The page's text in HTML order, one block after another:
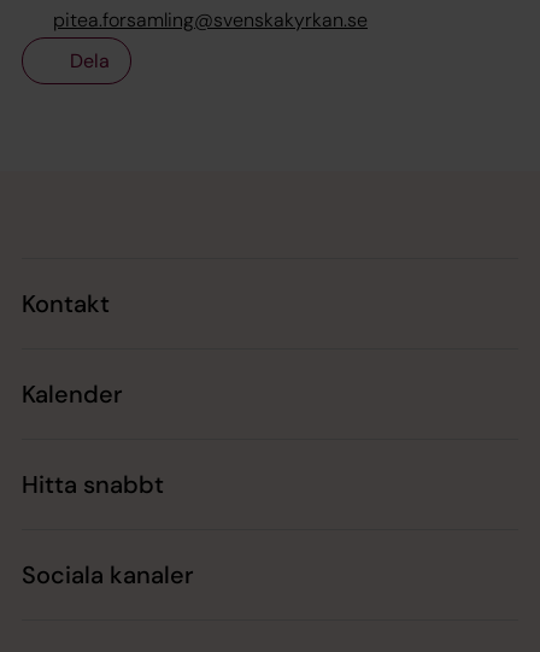
pitea.forsamling@svenskakyrkan.se
Dela
Kontakt
Kalender
Hitta snabbt
Sociala kanaler